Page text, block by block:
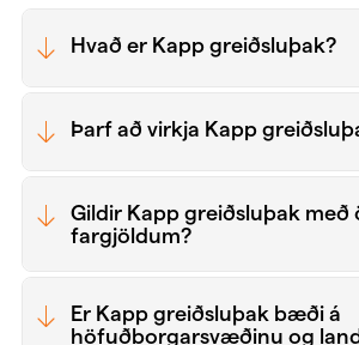
Hvað er Kapp greiðsluþak?
Þarf að virkja Kapp
Gildir Kapp greiðsluþak með
fargjöldum?
Er Kapp greiðsluþak bæði á
höfuðborgarsvæðinu og